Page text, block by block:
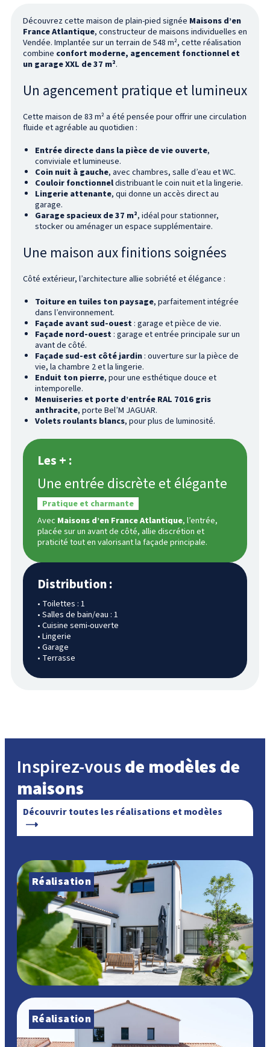
Découvrez cette maison de plain-pied signée Maisons d’en
France Atlantique, constructeur de maisons individuelles en
Vendée. Implantée sur un terrain de 548 m², cette réalisation
combine confort moderne, agencement fonctionnel et
un garage XXL de 37 m².
Un agencement pratique et lumineux
Cette maison de 83 m² a été pensée pour offrir une circulation
fluide et agréable au quotidien :
Entrée directe dans la pièce de vie ouverte,
conviviale et lumineuse.
Coin nuit à gauche, avec chambres, salle d’eau et WC.
Couloir fonctionneldistribuant le coin nuit et la lingerie.
Lingerie attenante, qui donne un accès direct au
garage.
Garage spacieux de 37 m², idéal pour stationner,
stocker ou aménager un espace supplémentaire.
Une maison aux finitions soignées
Côté extérieur, l’architecture allie sobriété et élégance :
Toiture en tuiles ton paysage, parfaitement intégrée
dans l’environnement.
Façade avant sud-ouest: garage et pièce de vie.
Façade nord-ouest: garage et entrée principale sur un
avant de côté.
Façade sud-est côté jardin: ouverture sur la pièce de
vie, la chambre 2 et la lingerie.
Enduit ton pierre, pour une esthétique douce et
intemporelle.
Menuiseries et porte d’entrée RAL 7016 gris
anthracite, porte Bel’M JAGUAR.
Volets roulants blancs, pour plus de luminosité.
Les + :
Une entrée discrète et élégante
Pratique et charmante
Avec Maisons d’en France Atlantique, l’entrée,
placée sur un avant de côté, allie discrétion et
praticité tout en valorisant la façade principale.
Distribution :
• Toilettes : 1
• Salles de bain/eau : 1
• Cuisine semi-ouverte
• Lingerie
• Garage
• Terrasse
Inspirez-vousde modèles de
maisons
Découvrir toutes les réalisations et modèles
Réalisation
Réalisation